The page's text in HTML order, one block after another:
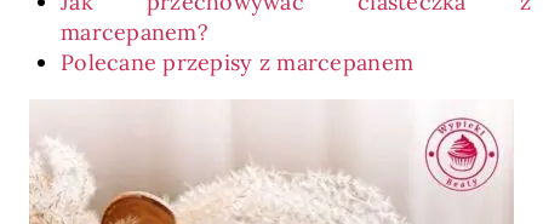
marcepanem?
Polecane przepisy z marcepanem